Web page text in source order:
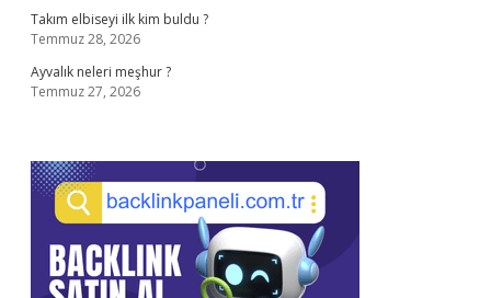
Takım elbiseyi ilk kim buldu ?
Temmuz 28, 2026
Ayvalık neleri meşhur ?
Temmuz 27, 2026